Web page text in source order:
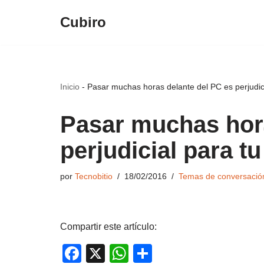
Cubiro
Inicio - Pasar muchas horas delante del PC es
Pasar muchas
perjudicial para
por Tecnobitio 18/02/2016 Temas de
Compartir este artículo:
F
X
W